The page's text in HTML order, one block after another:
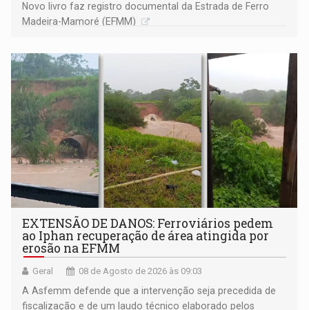
Novo livro faz registro documental da Estrada de Ferro
Madeira-Mamoré (EFMM)
EXTENSÃO DE DANOS: Ferroviários pedem
ao Iphan recuperação de área atingida por
erosão na EFMM
Geral 08 de Agosto de 2026 às 09:03
A Asfemm defende que a intervenção seja precedida de
fiscalização e de um laudo técnico elaborado pelos